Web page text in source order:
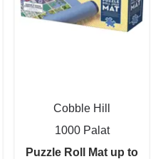
Cobble Hill
1000 Palat
Puzzle Roll Mat up to